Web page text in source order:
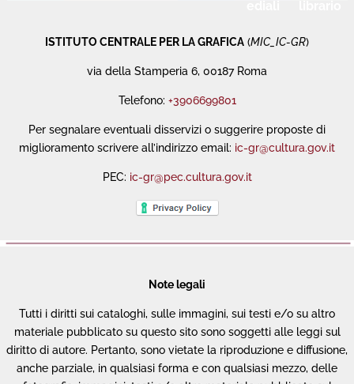
ISTITUTO CENTRALE PER LA GRAFICA (MIC_IC-GR)
via della Stamperia 6, 00187 Roma
Telefono: +3906699801
Per segnalare eventuali disservizi o suggerire proposte di
miglioramento scrivere all’indirizzo email: ic-gr@cultura.gov.it
PEC: ic-gr@pec.cultura.gov.it
Note legali
Tutti i diritti sui cataloghi, sulle immagini, sui testi e/o su altro
materiale pubblicato su questo sito sono soggetti alle leggi sul
diritto di autore. Pertanto, sono vietate la riproduzione e diffusione,
anche parziale, in qualsiasi forma e con qualsiasi mezzo, delle